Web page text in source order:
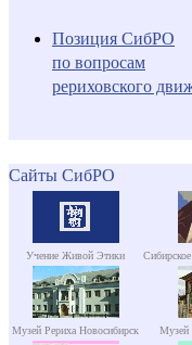
Позиция СибРО
по вопросам
рериховского
Сайты СибРО
Учение Живой Этики
Музей Рериха Новосибирск Музей